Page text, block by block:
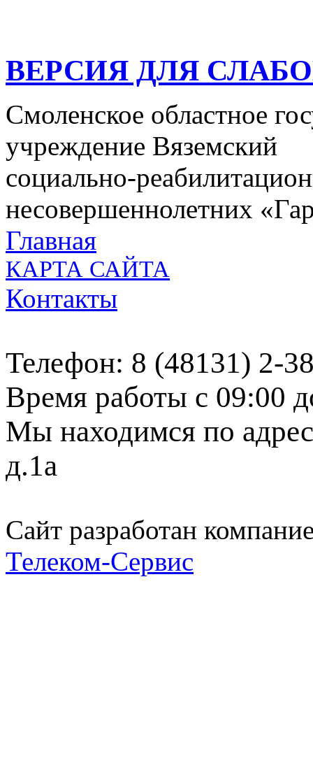
ВЕРСИЯ ДЛЯ
Смоленское областное
учреждение Вяземский
социально-
несовершеннолетних
Главная
КАРТА САЙТА
Контакты
Телефон: 8 (48131) 2-
Время работы с 09:00
Мы находимся по
д.1а
Сайт разработан
Телеком-Сервис